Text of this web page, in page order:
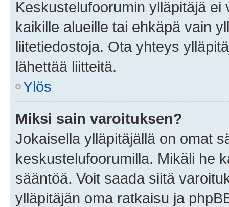
Keskustelufoorumin ylläpitäjä
kaikille alueille tai ehkäpä vain
liitetiedostoja. Ota yhteys
lähettää liitteitä.
Ylös
Miksi sain varoituksen?
Jokaisella ylläpitäjällä on omat
keskustelufoorumilla. Mikäli he
sääntöä. Voit saada siitä
ylläpitäjän oma ratkaisu ja